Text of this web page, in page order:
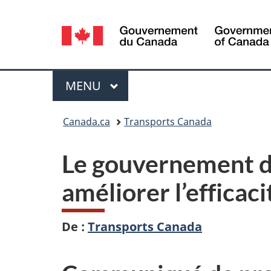
Sélection
de
la
langue
Menu
MENU PRINCIPAL
Canada.ca Transports Canada
Le gouvernement
améliorer
De : Transports Canada